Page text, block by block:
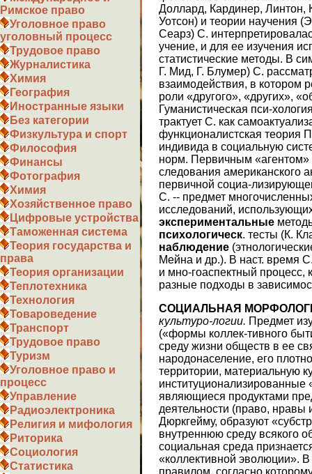
Римское право
Уголовное право
уголовный процесс
Трудовое право
Журналистика
Химия
География
Иностранные языки
Без категории
Физкультура и спорт
Философия
Финансы
Фотография
Химия
Хозяйственное право
Цифровые устройства
Таможенная система
Теория государства и
права
Теория организации
Теплотехника
Технология
Товароведение
Транспорт
Трудовое право
Туризм
Уголовное право и
процесс
Управление
Радиоэлектроника
Религия и мифология
Риторика
Социология
Статистика
Доллард, Кардинер,
Уотсон) и теории научения
Сеарз) С.
учение, и для ее изучения
статистические методы. В
Г. Мид, Г. Блумер) С.
взаимодействия, в котором
роли «другого», «других»,
Гуманистическая пси-
трактует С. как
функционалистская теория
индивида в социальную
норм. Первичным «агентом»
следования американского
первичной социа-
С. -- предмет
исследований,
экспериментальные
психологическ. тесты (К.
наблюдение
Мейна и др.). В наст. время
и мно-гоаспектный процесс,
разные подходы в
СОЦИАЛЬНАЯ
культуро-логии. Предмет
(«формы коллек-тивного
среду жизни обществ в ее
народонаселение, его
территории, материальную
являющиеся продуктами
деятельности (право,
Дюркгейму, образуют
внутреннюю среду всякого
социальная среда
«коллективной эволюции». В
правилом, согласно